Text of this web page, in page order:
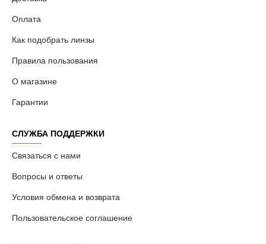
Оплата
Как подобрать линзы
Правила пользования
О магазине
Гарантии
СЛУЖБА ПОДДЕРЖКИ
Связаться с нами
Вопросы и ответы
Условия обмена и возврата
Пользовательское соглашение